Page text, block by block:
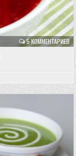
5 КОММЕНТАРИЕВ